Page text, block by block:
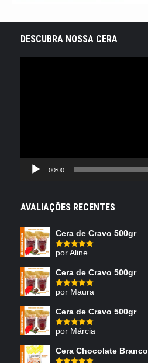
DESCUBRA NOSSA CERA
00:00
AVALIAÇÕES RECENTES
Cera de Cravo 500gr
Avaliação5
por Aline
Cera de Cravo 500gr
Avaliação5
por Maura
Cera de Cravo 500gr
Avaliação5
por Márcia
Cera Chocolate Branco